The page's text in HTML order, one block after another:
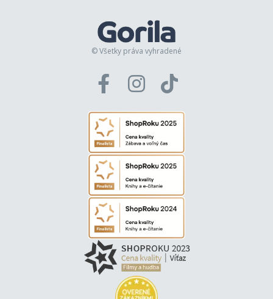
© Všetky práva vyhradené